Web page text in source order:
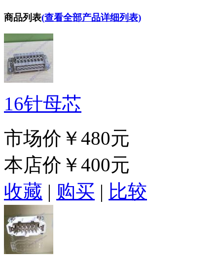
商品列表(查看全部产品详细列表)
16针母芯
市场价 ￥480元
本店价 ￥400元
收藏 | 购买 | 比较